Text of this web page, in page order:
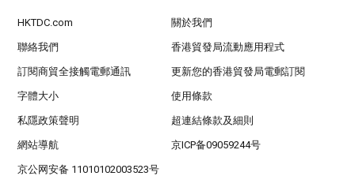
HKTDC.com 關於我們
聯絡我們 香港貿發局流動應用程式
訂閱商貿全接觸電郵通訊 更新您的香港貿發局電郵訂閱
字體大小 使用條款
私隱政策聲明 超連結條款及細則
網站導航 京ICP备09059244号
京公网安备 11010102003523号